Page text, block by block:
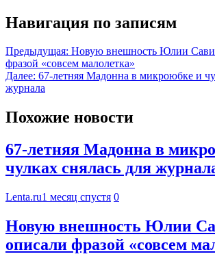
Навигация по записям
Предыдущая: Новую внешность Юлии
фразой «совсем малолетка»
Далее: 67-летняя Мадонна в микроюбке и
журнала
Похожие новости
67-летняя Мадонна в
чулках снялась для
Lenta.ru1 месяц спустя 0
Новую внешность Юлии
описали фразой «совсем